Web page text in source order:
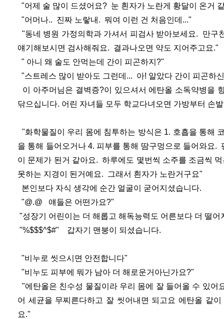
"어제 술 많이 드셨어요? 눈 흰자가 노란게 황달이 온거
"어머나.. 진짜 노랗내. 뭐여 이런 건 처음인데..."
"동네 병원 가정의학과 가셔서 피검사 받아보세요. 만구
얘기해보시면 검사해줘요. 결과나오면 약도 지어주고요."
" 아니 왜 술도 안먹는데 간이 피곤하지?"
"스트레스 많이 받아도 그런데... 아! 알았다 간이 피곤하
이 아주머님은 결벽증?이 있으셔서 에탄올 소독약병을
닦으십니다. 어린 자녀들 모두 학교다녀오면 가방부터 손
"화학물질이 우리 몸에 침투하는 방식은 1. 호흡을 통해
을 통해 들어오거나 4. 피부를 통해 땀구멍으로 들어와요.
이 문제가 된거 같아요. 하루에도 몇번씩 소주를 조금씩
못하는 지경이 된거예요. 그래서 흰자가 노란거구요"
본인보다 자식 생각에 순간 얼굴이 굳어지셨습니다.
"@.@ 얘들은 어떤가요?"
"성장기 어린이는 더 해롭고 해독능력도 어른보다 더 떨어
"%$$$^$#" 갑자기 맨붕이 되셨습니다.
"비누로 씻으시면 안전합니다"
"비누도 피부에 뭐가 남아 더 해로운거아닌가요?"
"에탄올은 친수성 물질이라 우리 몸에 잘 들어올 수 있어
어 세균을 무찌른다하고 잘 씻어내면 되고요 에탄올 같
요."